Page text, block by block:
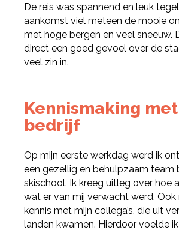
De reis was spannend en leuk
aankomst viel meteen de mooie
met hoge bergen en veel sneeuw.
direct een goed gevoel over de
veel zin in.
Kennismaking
bedrijf
Op mijn eerste werkdag werd ik
een gezellig en behulpzaam team
skischool. Ik kreeg uitleg over hoe
wat er van mij verwacht werd. Ook
kennis met mijn collega’s, die uit
landen kwamen. Hierdoor voelde